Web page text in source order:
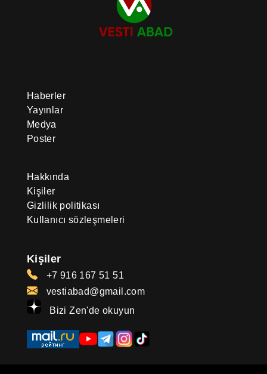
Haberler
Yayınlar
Medya
Poster
Hakkında
Kişiler
Gizlilik politikası
Kullanıcı sözleşmeleri
Kişiler
+7 916 167 51 51
vestiabad@gmail.com
Bizi Zen'de okuyun